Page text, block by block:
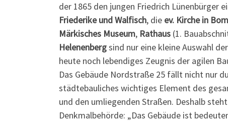
der 1865 den jungen Friedrich Lünenbürger
Friederike und Walfisch, die ev. Kirche in
Märkisches Museum, Rathaus (1.
Helenenbergsind nur eine kleine Auswahl
heute noch lebendiges Zeugnis der agilen
Das Gebäude Nordstraße 25 fällt nicht nur
städtebauliches wichtiges Element des
und den umliegenden Straßen. Deshalb
Denkmalbehörde: „Das Gebäude ist